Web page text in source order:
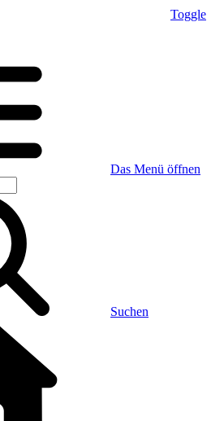
Toggle
Das Menü öffnen
Suchen